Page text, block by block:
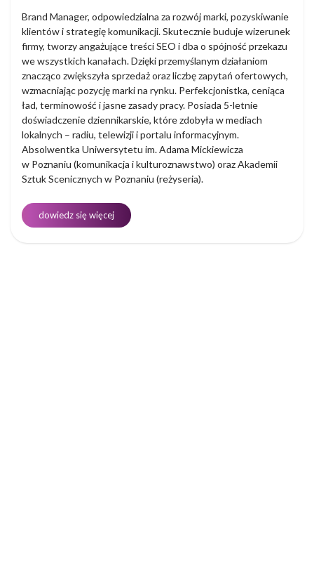
Brand Manager, odpowiedzialna za rozwój marki, pozyskiwanie
klientów i strategię komunikacji. Skutecznie buduje wizerunek
firmy, tworzy angażujące treści SEO i dba o spójność przekazu
we wszystkich kanałach. Dzięki przemyślanym działaniom
znacząco zwiększyła sprzedaż oraz liczbę zapytań ofertowych,
wzmacniając pozycję marki na rynku. Perfekcjonistka, ceniąca
ład, terminowość i jasne zasady pracy. Posiada 5-letnie
doświadczenie dziennikarskie, które zdobyła w mediach
lokalnych – radiu, telewizji i portalu informacyjnym.
Absolwentka Uniwersytetu im. Adama Mickiewicza
w Poznaniu (komunikacja i kulturoznawstwo) oraz Akademii
Sztuk Scenicznych w Poznaniu (reżyseria).
dowiedz się więcej